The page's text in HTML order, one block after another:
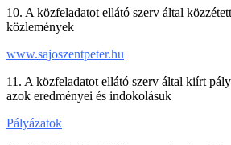
10. A közfeladatot ellátó szerv által
közlemények
www.sajoszentpeter.hu
11. A közfeladatot ellátó szerv által kiírt
azok eredményei és indokolásuk
Pályázatok